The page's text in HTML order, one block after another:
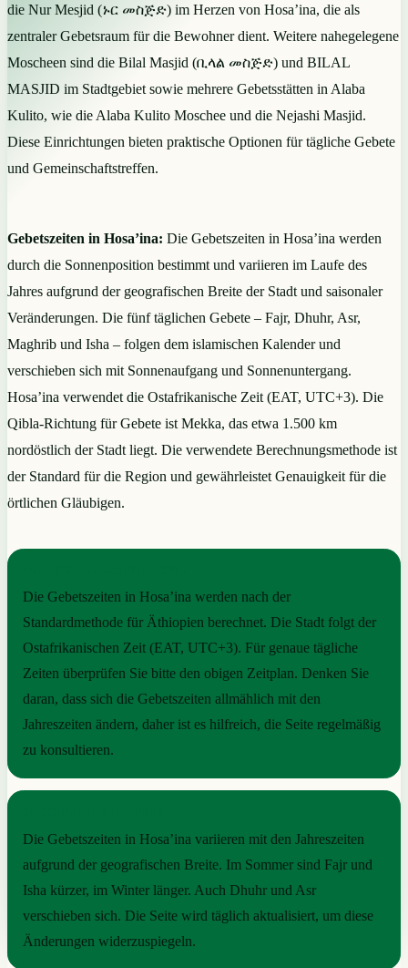
die Nur Mesjid (ኑር መስጅድ) im Herzen von Hosa’ina, die als
zentraler Gebetsraum für die Bewohner dient. Weitere nahegelegene
Moscheen sind die Bilal Masjid (ቢላል መስጅድ) und BILAL
MASJID im Stadtgebiet sowie mehrere Gebetsstätten in Alaba
Kulito, wie die Alaba Kulito Moschee und die Nejashi Masjid.
Diese Einrichtungen bieten praktische Optionen für tägliche Gebete
und Gemeinschaftstreffen.
Gebetszeiten in Hosa’ina: Die Gebetszeiten in Hosa’ina werden
durch die Sonnenposition bestimmt und variieren im Laufe des
Jahres aufgrund der geografischen Breite der Stadt und saisonaler
Veränderungen. Die fünf täglichen Gebete – Fajr, Dhuhr, Asr,
Maghrib und Isha – folgen dem islamischen Kalender und
verschieben sich mit Sonnenaufgang und Sonnenuntergang.
Hosa’ina verwendet die Ostafrikanische Zeit (EAT, UTC+3). Die
Qibla-Richtung für Gebete ist Mekka, das etwa 1.500 km
nordöstlich der Stadt liegt. Die verwendete Berechnungsmethode ist
der Standard für die Region und gewährleistet Genauigkeit für die
örtlichen Gläubigen.
Die Gebetszeiten in Hosa’ina werden nach der
Standardmethode für Äthiopien berechnet. Die Stadt folgt der
Ostafrikanischen Zeit (EAT, UTC+3). Für genaue tägliche
Zeiten überprüfen Sie bitte den obigen Zeitplan. Denken Sie
daran, dass sich die Gebetszeiten allmählich mit den
Jahreszeiten ändern, daher ist es hilfreich, die Seite regelmäßig
zu konsultieren.
Die Gebetszeiten in Hosa’ina variieren mit den Jahreszeiten
aufgrund der geografischen Breite. Im Sommer sind Fajr und
Isha kürzer, im Winter länger. Auch Dhuhr und Asr
verschieben sich. Die Seite wird täglich aktualisiert, um diese
Änderungen widerzuspiegeln.